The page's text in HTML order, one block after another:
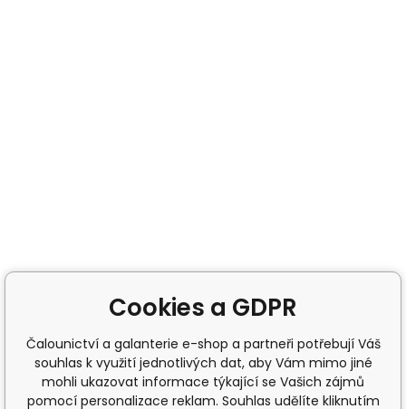
Cookies a GDPR
Čalounictví a galanterie e-shop a partneři potřebují Váš
souhlas k využití jednotlivých dat, aby Vám mimo jiné
mohli ukazovat informace týkající se Vašich zájmů
pomocí personalizace reklam. Souhlas udělíte kliknutím